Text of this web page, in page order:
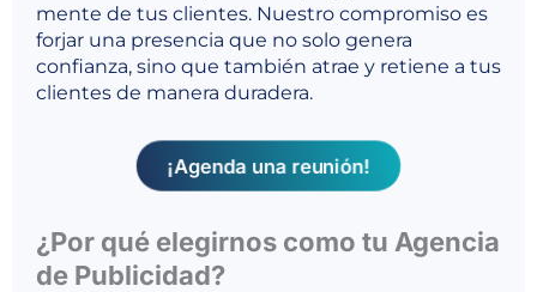
mente de tus clientes. Nuestro compromiso es
forjar una presencia que no solo genera
confianza, sino que también atrae y retiene a tus
clientes de manera duradera.
¡Agenda una reunión!
¿Por qué elegirnos como tu Agencia
de Publicidad?